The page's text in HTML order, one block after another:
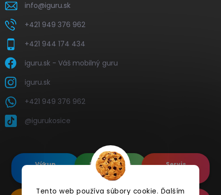
Tento web používa súbory cookie. Ďalším
info@iguru.sk
+421 949 376 962
+421 944 174 434
iguru.sk - Váš mobilný guru
iguru.sk
+421 949 376 962
@igurukosice
Výkup
Renovované
Apple's
Servis